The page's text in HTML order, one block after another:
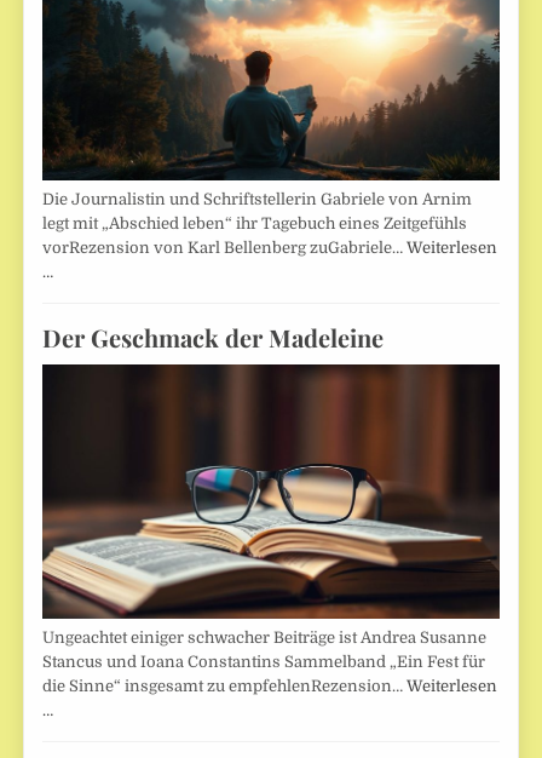
Die Journalistin und Schriftstellerin Gabriele von Arnim
legt mit „Abschied leben“ ihr Tagebuch eines Zeitgefühls
vorRezension von Karl Bellenberg zuGabriele…Weiterlesen
…
Der Geschmack der Madeleine
Ungeachtet einiger schwacher Beiträge ist Andrea Susanne
Stancus und Ioana Constantins Sammelband „Ein Fest für
die Sinne“ insgesamt zu empfehlenRezension…Weiterlesen
…